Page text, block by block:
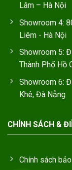
Lâm – Hà Nội
Showroom 4:
Liêm - Hà Nội
Showroom 5:
Thành Phố Hồ
Showroom 6:
Khê, Đà Nẵng
CHÍNH SÁCH &
Chính sách